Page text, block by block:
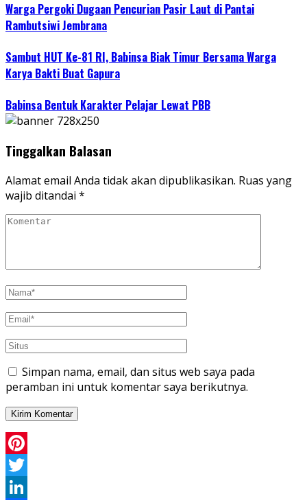
Warga Pergoki Dugaan Pencurian Pasir Laut di Pantai
Rambutsiwi Jembrana
Sambut HUT Ke-81 RI, Babinsa Biak Timur Bersama Warga
Karya Bakti Buat Gapura
Babinsa Bentuk Karakter Pelajar Lewat PBB
Tinggalkan Balasan
Alamat email Anda tidak akan dipublikasikan. Ruas yang
wajib ditandai *
Simpan nama, email, dan situs web saya pada
peramban ini untuk komentar saya berikutnya.
Pinterest
Twitter